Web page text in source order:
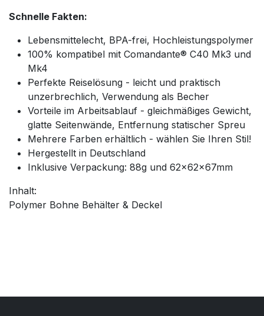
Schnelle Fakten:
Lebensmittelecht, BPA-frei, Hochleistungspolymer
100% kompatibel mit Comandante® C40 Mk3 und
Mk4
Perfekte Reiselösung - leicht und praktisch
unzerbrechlich, Verwendung als Becher
Vorteile im Arbeitsablauf - gleichmäßiges Gewicht,
glatte Seitenwände, Entfernung statischer Spreu
Mehrere Farben erhältlich - wählen Sie Ihren Stil!
Hergestellt in Deutschland
Inklusive Verpackung: 88g und 62x62x67mm
Inhalt:
Polymer Bohne Behälter & Deckel